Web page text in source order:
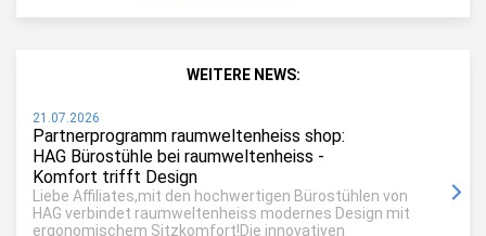
WEITERE NEWS:
21.07.2026
Partnerprogramm raumweltenheiss shop:
HAG Bürostühle bei raumweltenheiss -
Komfort trifft Design
Liebe Affiliates,mit den hochwertigen Bürostühlen von
HAG verbindet raumweltenheiss modernes Design mit
ergonomischem Sitzkomfort!Die innovativen